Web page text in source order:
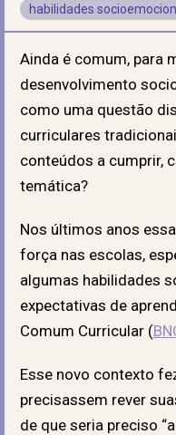
habilidades
Ainda é comum, para
desenvolvimento
como uma questão
curriculares
conteúdos a cumprir,
temática?
Nos últimos anos
força nas escolas,
algumas habilidades
expectativas de
Comum Curricular (
Esse novo contexto
precisassem rever
de que seria preciso